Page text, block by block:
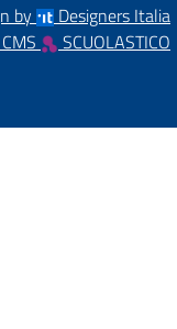
by
Designers Italia
SCUOLASTICO